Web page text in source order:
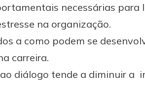
necessárias para
na organização.
a como podem se
carreira.
diálogo tende a diminuir a